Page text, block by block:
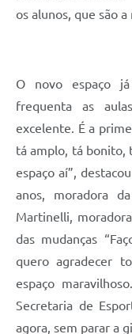
os alunos, que são
O novo espaço
frequenta as
excelente. É a
tá amplo, tá bonito,
espaço aí”,
anos, moradora
Martinelli,
das mudanças
quero agradecer
espaço
Secretaria de
agora, sem parar a